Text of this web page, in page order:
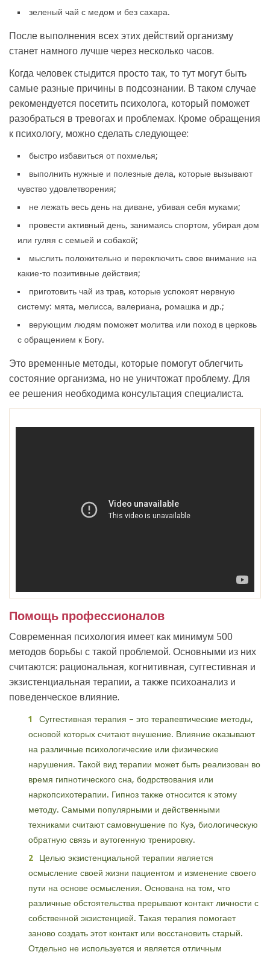
зеленый чай с медом и без сахара.
После выполнения всех этих действий организму
станет намного лучше через несколько часов.
Когда человек стыдится просто так, то тут могут быть
самые разные причины в подсознании. В таком случае
рекомендуется посетить психолога, который поможет
разобраться в тревогах и проблемах. Кроме обращения
к психологу, можно сделать следующее:
быстро избавиться от похмелья;
выполнить нужные и полезные дела, которые вызывают
чувство удовлетворения;
не лежать весь день на диване, убивая себя муками;
провести активный день, занимаясь спортом, убирая дом
или гуляя с семьей и собакой;
мыслить положительно и переключить свое внимание на
какие-то позитивные действия;
приготовить чай из трав, которые успокоят нервную
систему: мята, мелисса, валериана, ромашка и др.;
верующим людям поможет молитва или поход в церковь
с обращением к Богу.
Это временные методы, которые помогут облегчить
состояние организма, но не уничтожат проблему. Для
ее решения необходима консультация специалиста.
Помощь профессионалов
Современная психология имеет как минимум 500
методов борьбы с такой проблемой. Основными из них
считаются: рациональная, когнитивная, суггестивная и
экзистенциальная терапии, а также психоанализ и
поведенческое влияние.
Суггестивная терапия – это терапевтические методы,
основой которых считают внушение. Влияние оказывают
на различные психологические или физические
нарушения. Такой вид терапии может быть реализован во
время гипнотического сна, бодрствования или
наркопсихотерапии. Гипноз также относится к этому
методу. Самыми популярными и действенными
техниками считают самовнушение по Куэ, биологическую
обратную связь и аутогенную тренировку.
Целью экзистенциальной терапии является
осмысление своей жизни пациентом и изменение своего
пути на основе осмысления. Основана на том, что
различные обстоятельства прерывают контакт личности с
собственной экзистенцией. Такая терапия помогает
заново создать этот контакт или восстановить старый.
Отдельно не используется и является отличным